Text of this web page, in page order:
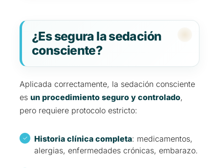
¿Es segura la sedación
consciente?
Aplicada correctamente, la sedación consciente
es un procedimiento seguro y controlado,
pero requiere protocolo estricto:
Historia clínica completa: medicamentos,
alergias, enfermedades crónicas, embarazo.